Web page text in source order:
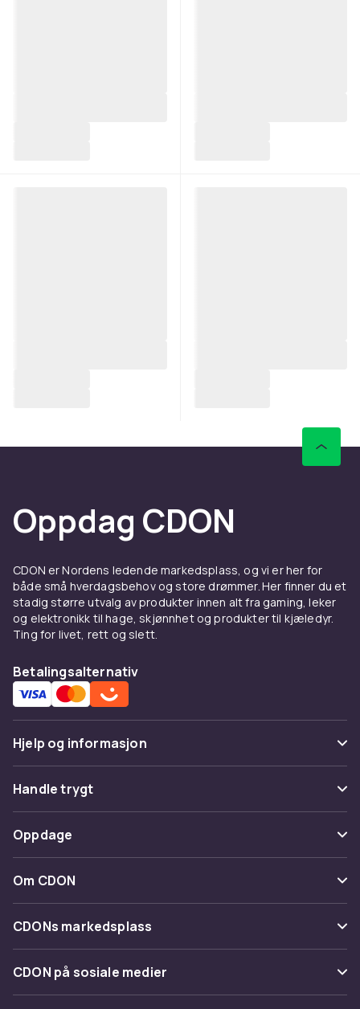
Oppdag CDON
CDON er Nordens ledende markedsplass, og vi er her for
både små hverdagsbehov og store drømmer. Her finner du et
stadig større utvalg av produkter innen alt fra gaming, leker
og elektronikk til hage, skjønnhet og produkter til kjæledyr.
Ting for livet, rett og slett.
Betalingsalternativ
Hjelp og informasjon
Vanlige spørsmål
Spor pakke
Angre & returner her
Kontakt oss
Handle trygt
Betaling
Levering
Tilbakekallinger
Oppdage
Kategorier
Varemerker
Om CDON
Om oss
Kundeanmeldelser
Jobbe på CDON
CDONs markedsplass
Merchant Help Center
CDON på sosiale medier